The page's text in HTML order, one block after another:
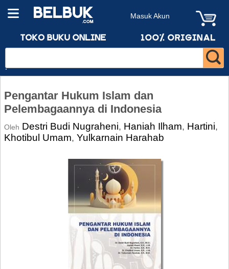
Masuk Akun
Pengantar Hukum Islam dan
Pelembagaannya di Indonesia
Oleh Destri Budi Nugraheni, Haniah Ilham, Hartini,
Khotibul Umam, Yulkarnain Harahab